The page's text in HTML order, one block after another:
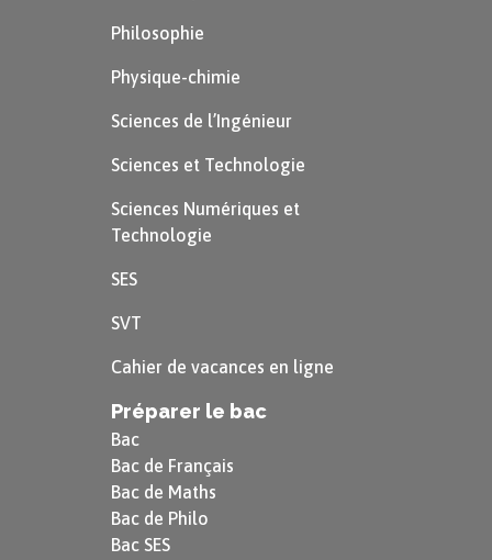
Philosophie
Physique-chimie
Sciences de l’Ingénieur
Sciences et Technologie
Sciences Numériques et
Technologie
SES
SVT
Cahier de vacances en ligne
Préparer le bac
Bac
Bac de Français
Bac de Maths
Bac de Philo
Bac SES